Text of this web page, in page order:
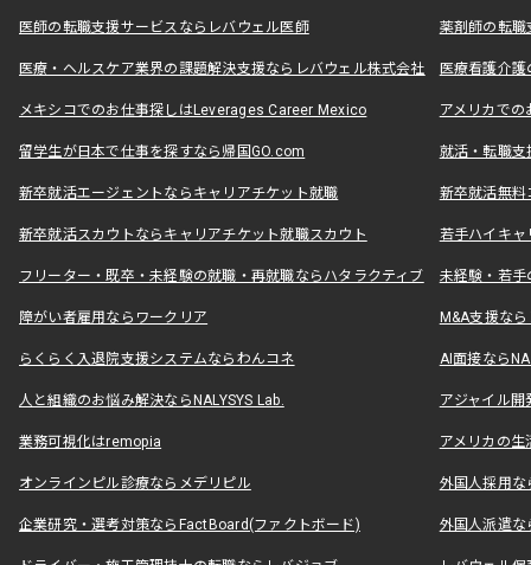
医師の転職支援サービスならレバウェル医師 薬剤師の転
医療・ヘルスケア業界の課題解決支援ならレバウェル株式会社 医療看護介
メキシコでのお仕事探しはLeverages Career Mexico アメリカで
留学生が日本で仕事を探すなら帰国GO.com 就活・転職
新卒就活エージェントならキャリアチケット就職 新卒就活無料
新卒就活スカウトならキャリアチケット就職スカウト 若手ハイキ
フリーター・既卒・未経験の就職・再就職ならハタラクティブ 未経験・若手
障がい者雇用ならワークリア M&A支援な
らくらく入退院支援システムならわんコネ AI面接なら
人と組織のお悩み解決ならNALYSYS Lab. アジャイル
業務可視化はremopia アメリカの
オンラインピル診療ならメデリピル 外国人採用
企業研究・選考対策ならFactBoard(ファクトボード) 外国人派遣な